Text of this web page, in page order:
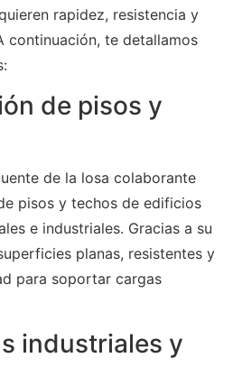
rapidez, resistencia y
continuación, te detallamos
de pisos y
de la losa colaborante
pisos y techos de edificios
e industriales. Gracias a su
planas, resistentes y
para soportar cargas
industriales y